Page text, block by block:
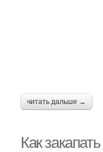
читать дальше →
Как